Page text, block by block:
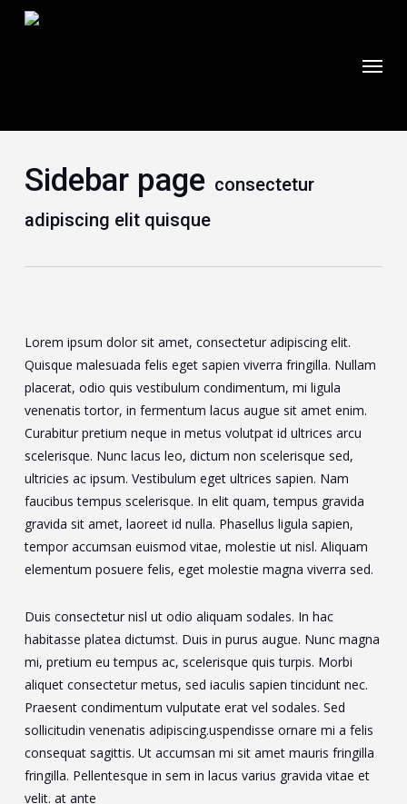
Menu
Sidebar page consectetur
adipiscing elit quisque
Lorem ipsum dolor sit amet, consectetur adipiscing elit.
Quisque malesuada felis eget sapien viverra fringilla. Nullam
placerat, odio quis vestibulum condimentum, mi ligula
venenatis tortor, in fermentum lacus augue sit amet enim.
Curabitur pretium neque in metus volutpat id ultrices arcu
scelerisque. Nunc lacus leo, dictum non scelerisque sed,
ultricies ac ipsum. Vestibulum eget ultrices sapien. Nam
faucibus tempus scelerisque. In elit quam, tempus gravida
gravida sit amet, laoreet id nulla. Phasellus ligula sapien,
tempor accumsan euismod vitae, molestie ut nisl. Aliquam
elementum posuere felis, eget molestie magna viverra sed.
Duis consectetur nisl ut odio aliquam sodales. In hac
habitasse platea dictumst. Duis in purus augue. Nunc magna
mi, pretium eu tempus ac, scelerisque quis turpis. Morbi
aliquet consectetur metus, sed iaculis sapien tincidunt nec.
Praesent condimentum vulputate erat vel sodales. Sed
sollicitudin venenatis adipiscing.uspendisse ornare mi a felis
consequat sagittis. Ut accumsan mi sit amet mauris fringilla
fringilla. Pellentesque in sem in lacus varius gravida vitae et
velit. at ante